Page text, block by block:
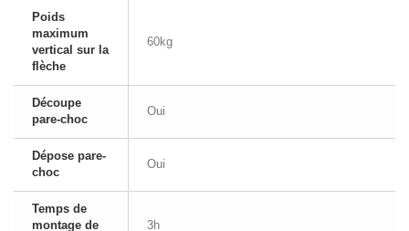
Poids
maximum
vertical sur la
flèche
60kg
Découpe
pare-choc
Oui
Dépose pare-
choc
Oui
Temps de
montage de
3h